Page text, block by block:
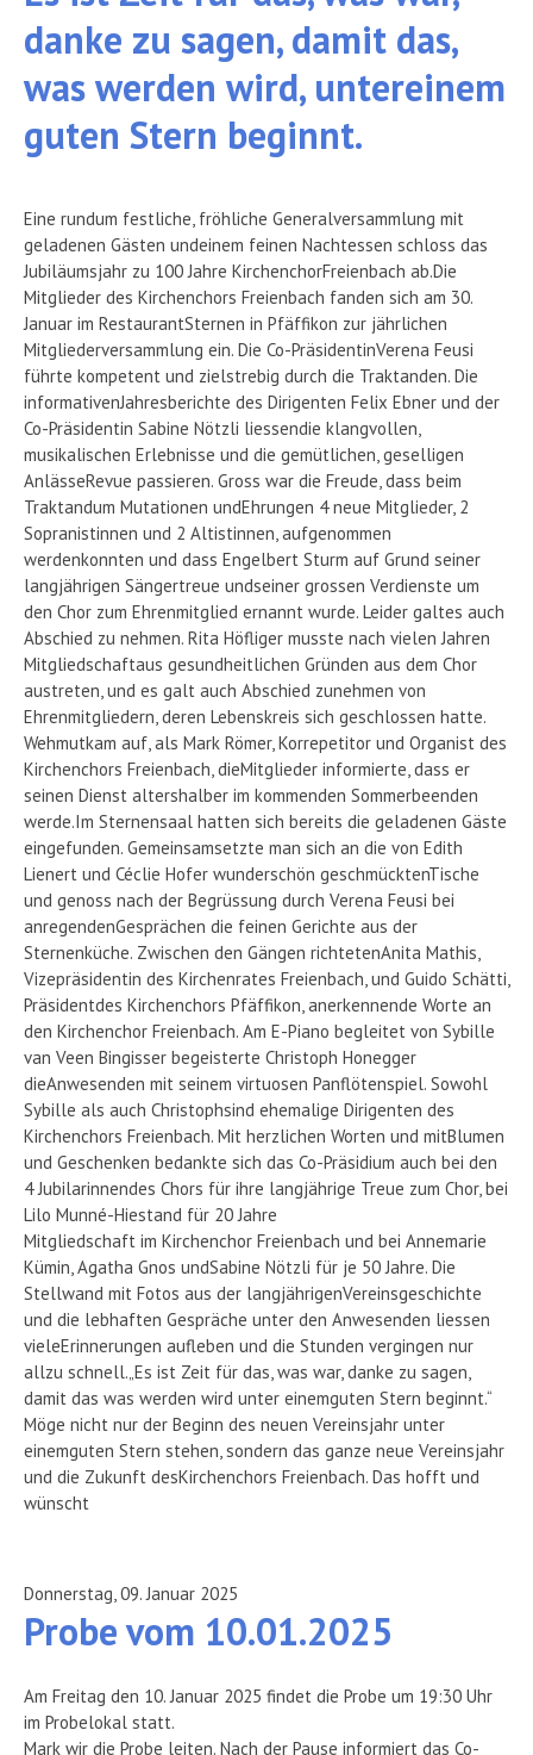
danke zu sagen, damit das,
was werden wird, untereinem
guten Stern beginnt.
Eine rundum festliche, fröhliche Generalversammlung mit
geladenen Gästen undeinem feinen Nachtessen schloss das
Jubiläumsjahr zu 100 Jahre KirchenchorFreienbach ab.Die
Mitglieder des Kirchenchors Freienbach fanden sich am 30.
Januar im RestaurantSternen in Pfäffikon zur jährlichen
Mitgliederversammlung ein. Die Co-PräsidentinVerena Feusi
führte kompetent und zielstrebig durch die Traktanden. Die
informativenJahresberichte des Dirigenten Felix Ebner und der
Co-Präsidentin Sabine Nötzli liessendie klangvollen,
musikalischen Erlebnisse und die gemütlichen, geselligen
AnlässeRevue passieren. Gross war die Freude, dass beim
Traktandum Mutationen undEhrungen 4 neue Mitglieder, 2
Sopranistinnen und 2 Altistinnen, aufgenommen
werdenkonnten und dass Engelbert Sturm auf Grund seiner
langjährigen Sängertreue undseiner grossen Verdienste um
den Chor zum Ehrenmitglied ernannt wurde. Leider galtes auch
Abschied zu nehmen. Rita Höfliger musste nach vielen Jahren
Mitgliedschaftaus gesundheitlichen Gründen aus dem Chor
austreten, und es galt auch Abschied zunehmen von
Ehrenmitgliedern, deren Lebenskreis sich geschlossen hatte.
Wehmutkam auf, als Mark Römer, Korrepetitor und Organist des
Kirchenchors Freienbach, dieMitglieder informierte, dass er
seinen Dienst altershalber im kommenden Sommerbeenden
werde.Im Sternensaal hatten sich bereits die geladenen Gäste
eingefunden. Gemeinsamsetzte man sich an die von Edith
Lienert und Céclie Hofer wunderschön geschmücktenTische
und genoss nach der Begrüssung durch Verena Feusi bei
anregendenGesprächen die feinen Gerichte aus der
Sternenküche. Zwischen den Gängen richtetenAnita Mathis,
Vizepräsidentin des Kirchenrates Freienbach, und Guido Schätti,
Präsidentdes Kirchenchors Pfäffikon, anerkennende Worte an
den Kirchenchor Freienbach. Am E-Piano begleitet von Sybille
van Veen Bingisser begeisterte Christoph Honegger
dieAnwesenden mit seinem virtuosen Panflötenspiel. Sowohl
Sybille als auch Christophsind ehemalige Dirigenten des
Kirchenchors Freienbach. Mit herzlichen Worten und mitBlumen
und Geschenken bedankte sich das Co-Präsidium auch bei den
4 Jubilarinnendes Chors für ihre langjährige Treue zum Chor, bei
Lilo Munné-Hiestand für 20 Jahre
Mitgliedschaft im Kirchenchor Freienbach und bei Annemarie
Kümin, Agatha Gnos undSabine Nötzli für je 50 Jahre. Die
Stellwand mit Fotos aus der langjährigenVereinsgeschichte
und die lebhaften Gespräche unter den Anwesenden liessen
vieleErinnerungen aufleben und die Stunden vergingen nur
allzu schnell.„Es ist Zeit für das, was war, danke zu sagen,
damit das was werden wird unter einemguten Stern beginnt.“
Möge nicht nur der Beginn des neuen Vereinsjahr unter
einemguten Stern stehen, sondern das ganze neue Vereinsjahr
und die Zukunft desKirchenchors Freienbach. Das hofft und
wünscht
Donnerstag, 09. Januar 2025
Probe vom 10.01.2025
Am Freitag den 10. Januar 2025 findet die Probe um 19:30 Uhr
im Probelokal statt.
Mark wir die Probe leiten. Nach der Pause informiert das Co-